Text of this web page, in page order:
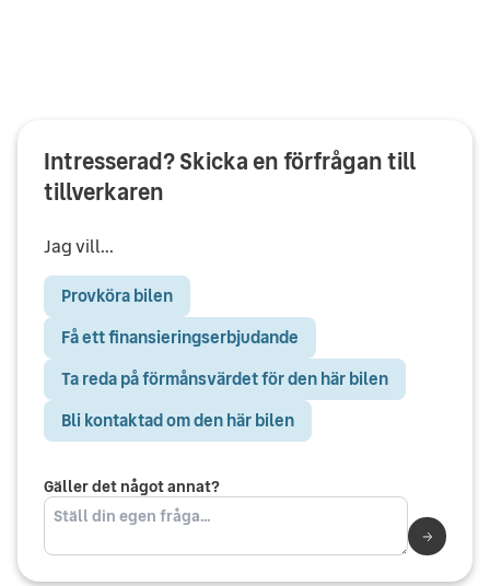
Intresserad? Skicka en förfrågan till
tillverkaren
Jag vill...
Provköra bilen
Få ett finansieringserbjudande
Ta reda på förmånsvärdet för den här bilen
Bli kontaktad om den här bilen
Gäller det något annat?